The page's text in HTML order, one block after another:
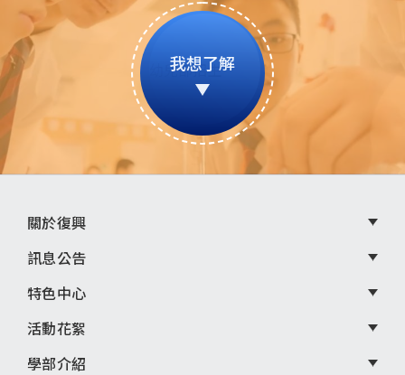
我想了解
頁
尾
選
單
關於復興
訊息公告
特色中心
活動花絮
學部介紹